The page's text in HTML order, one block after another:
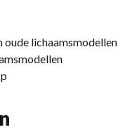
oude lichaamsmodellen